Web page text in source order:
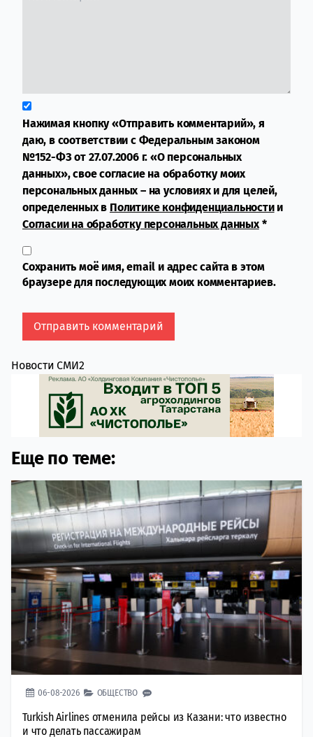
Нажимая кнопку «Отправить комментарий», я
даю, в соответствии с Федеральным законом
№152-ФЗ от 27.07.2006 г. «О персональных
данных», свое согласие на обработку моих
персональных данных – на условиях и для целей,
определенных в Политике конфиденциальностии
Согласии на обработку персональных данных*
Сохранить моё имя, email и адрес сайта в этом
браузере для последующих моих комментариев.
Новости СМИ2
Еще по теме:
06-08-2026 ОБЩЕСТВО
Turkish Airlines отменила рейсы из Казани: что известно
и что делать пассажирам